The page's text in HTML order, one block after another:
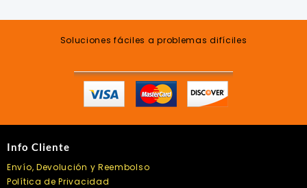
Soluciones fáciles a problemas difíciles
Info Cliente
Envío, Devolución y Reembolso
Política de Privacidad